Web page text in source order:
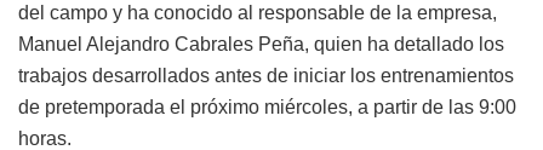
del campo y ha conocido al responsable de la empresa,
Manuel Alejandro Cabrales Peña, quien ha detallado los
trabajos desarrollados antes de iniciar los entrenamientos
de pretemporada el próximo miércoles, a partir de las 9:00
horas.